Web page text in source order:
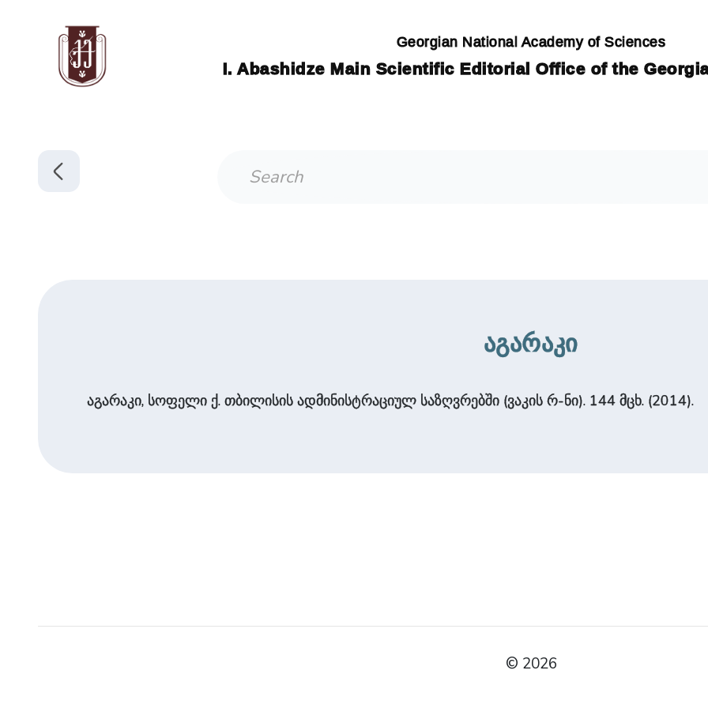
Georgian National Academy of Sciences
I. Abashidze Main Scientific Editorial Office of the
აგარაკი
აგარაკი, სოფელი ქ. თბილისის ადმინისტრაციულ საზღვრებში (ვაკის რ-ნი). 144 მცხ. (2014).
© 2026